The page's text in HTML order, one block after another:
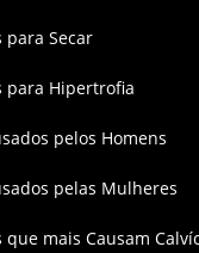
para Secar
para Hipertrofia
pelos Homens
pelas Mulheres
mais Causam